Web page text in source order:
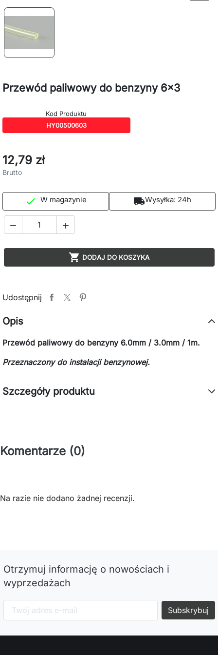
Przewód paliwowy do benzyny 6x3
Kod Produktu
HY00500603
12,79 zł
Brutto
 W magazynie local_shippingWysyłka: 24h
 
 DODAJ DO KOSZYKA
Udostępnij
Opis
Przewód paliwowy do benzyny 6.0mm / 3.0mm / 1m.
Przeznaczony do instalacji benzynowej.
Szczegóły produktu
Komentarze (0)
Na razie nie dodano żadnej recenzji.
Otrzymuj informację o nowościach i
wyprzedażach